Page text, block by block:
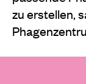
zu erstellen,